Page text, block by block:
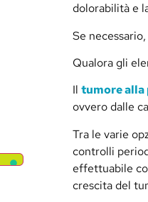
dolorabilità e
Se
Qualora gli
Il tumore alla
ovvero dalle
Tra le varie
controlli
effettuabile
crescita del